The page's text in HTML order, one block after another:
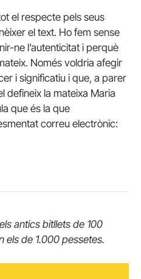
el respecte pels seus
el text. Ho fem sense
ne l’autenticitat i perquè
Només voldria afegir
i significatiu i que, a parer
defineix la mateixa Maria
que és la que
correu electrònic:
antics bitllets de 100
els de 1.000 pessetes.